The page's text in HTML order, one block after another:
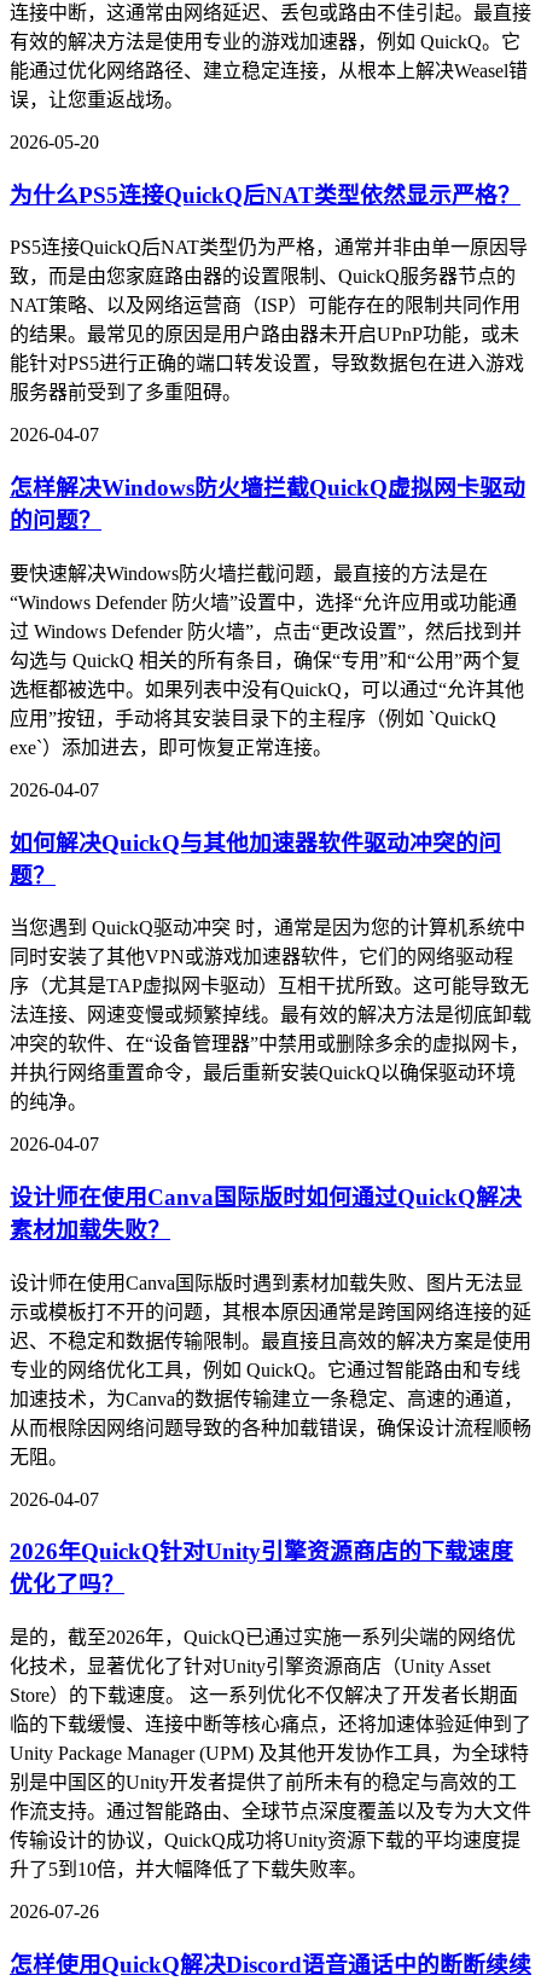
连接中断，这通常由网络延迟、丢包或路由不佳引起。最直接
有效的解决方法是使用专业的游戏加速器，例如 QuickQ。它
能通过优化网络路径、建立稳定连接，从根本上解决Weasel错
误，让您重返战场。
2026-05-20
为什么PS5连接QuickQ后NAT类型依然显示严格？
PS5连接QuickQ后NAT类型仍为严格，通常并非由单一原因导
致，而是由您家庭路由器的设置限制、QuickQ服务器节点的
NAT策略、以及网络运营商（ISP）可能存在的限制共同作用
的结果。最常见的原因是用户路由器未开启UPnP功能，或未
能针对PS5进行正确的端口转发设置，导致数据包在进入游戏
服务器前受到了多重阻碍。
2026-04-07
怎样解决Windows防火墙拦截QuickQ虚拟网卡驱动
的问题？
要快速解决Windows防火墙拦截问题，最直接的方法是在
“Windows Defender 防火墙”设置中，选择“允许应用或功能通
过 Windows Defender 防火墙”，点击“更改设置”，然后找到并
勾选与 QuickQ 相关的所有条目，确保“专用”和“公用”两个复
选框都被选中。如果列表中没有QuickQ，可以通过“允许其他
应用”按钮，手动将其安装目录下的主程序（例如 `QuickQ
exe`）添加进去，即可恢复正常连接。
2026-04-07
如何解决QuickQ与其他加速器软件驱动冲突的问
题？
当您遇到 QuickQ驱动冲突 时，通常是因为您的计算机系统中
同时安装了其他VPN或游戏加速器软件，它们的网络驱动程
序（尤其是TAP虚拟网卡驱动）互相干扰所致。这可能导致无
法连接、网速变慢或频繁掉线。最有效的解决方法是彻底卸载
冲突的软件、在“设备管理器”中禁用或删除多余的虚拟网卡，
并执行网络重置命令，最后重新安装QuickQ以确保驱动环境
的纯净。
2026-04-07
设计师在使用Canva国际版时如何通过QuickQ解决
素材加载失败？
设计师在使用Canva国际版时遇到素材加载失败、图片无法显
示或模板打不开的问题，其根本原因通常是跨国网络连接的延
迟、不稳定和数据传输限制。最直接且高效的解决方案是使用
专业的网络优化工具，例如 QuickQ。它通过智能路由和专线
加速技术，为Canva的数据传输建立一条稳定、高速的通道，
从而根除因网络问题导致的各种加载错误，确保设计流程顺畅
无阻。
2026-04-07
2026年QuickQ针对Unity引擎资源商店的下载速度
优化了吗？
是的，截至2026年，QuickQ已通过实施一系列尖端的网络优
化技术，显著优化了针对Unity引擎资源商店（Unity Asset
Store）的下载速度。 这一系列优化不仅解决了开发者长期面
临的下载缓慢、连接中断等核心痛点，还将加速体验延伸到了
Unity Package Manager (UPM) 及其他开发协作工具，为全球特
别是中国区的Unity开发者提供了前所未有的稳定与高效的工
作流支持。通过智能路由、全球节点深度覆盖以及专为大文件
传输设计的协议，QuickQ成功将Unity资源下载的平均速度提
升了5到10倍，并大幅降低了下载失败率。
2026-07-26
怎样使用QuickQ解决Discord语音通话中的断断续续